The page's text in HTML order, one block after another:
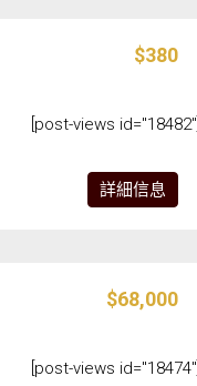
$380
詳細信息
[post-views id="18482"]
$68,000
[post-views id="18474"]